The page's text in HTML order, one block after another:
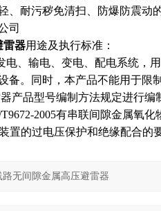
、耐污秽免清扫、防爆防震
司
雷器用途及执行标准：
电、输电、变电、配电系统，
备。同时，本产品不能用于限
产品型号编制方法规定进行
2005有串联间隙金属氧
置的过电压保护和绝缘配合的